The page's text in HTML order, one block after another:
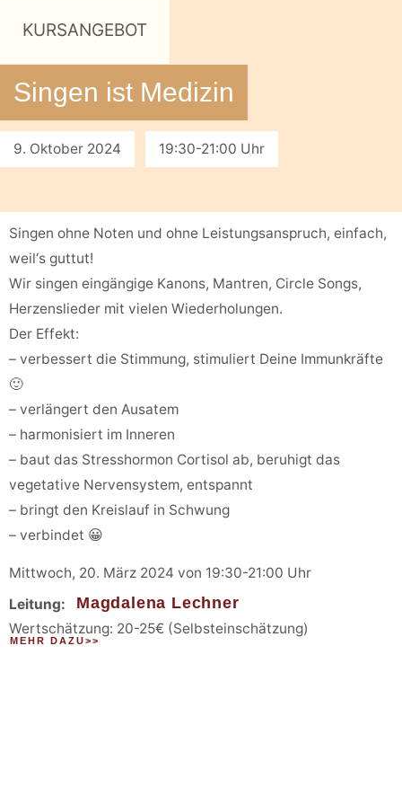
KURSANGEBOT
Singen ist Medizin
9. Oktober 2024 19:30-21:00 Uhr
Singen ohne Noten und ohne Leistungsanspruch, einfach,
weil‘s guttut!
Wir singen eingängige Kanons, Mantren, Circle Songs,
Herzenslieder mit vielen Wiederholungen.
Der Effekt:
– verbessert die Stimmung, stimuliert Deine Immunkräfte
🙂
– verlängert den Ausatem
– harmonisiert im Inneren
– baut das Stresshormon Cortisol ab, beruhigt das
vegetative Nervensystem, entspannt
– bringt den Kreislauf in Schwung
– verbindet 😀
Mittwoch, 20. März 2024 von 19:30-21:00 Uhr
Leitung:
Magdalena Lechner
Wertschätzung: 20-25€ (Selbsteinschätzung)
MEHR DAZU>>